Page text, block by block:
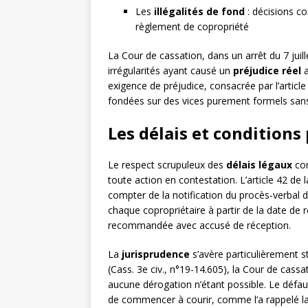
Les illégalités de fond : décisions
règlement de copropriété
La Cour de cassation, dans un arrêt du 7
irrégularités ayant causé un préjudice réel
exigence de préjudice, consacrée par
fondées sur des vices purement formels
Les délais et
Le respect scrupuleux des délais légaux
toute action en contestation. L’article 42
compter de la notification du procès-verbal
chaque copropriétaire à partir de la date de
recommandée avec accusé de réception.
La jurisprudence s’avère particulièrement
(Cass. 3e civ., n°19-14.605), la Cour de
aucune dérogation n’étant possible. Le
de commencer à courir, comme l’a rappelé